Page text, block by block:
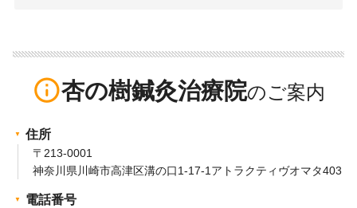
info_outline杏の樹鍼灸治療院
住所
〒213-0001
神奈川県川崎市高津区溝の口1-17-1アトラクティヴオマタ403
電話番号